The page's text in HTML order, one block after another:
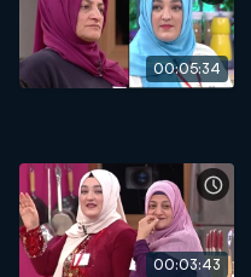
00:05:34
00:03:43